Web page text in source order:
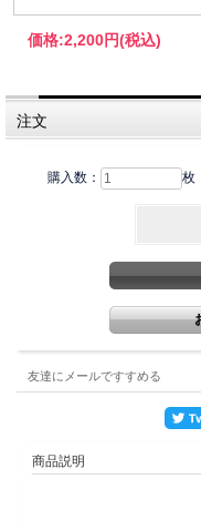
価格:2,200円(税込)
注文
購入数： 枚
友達にメールですすめる
商品説明